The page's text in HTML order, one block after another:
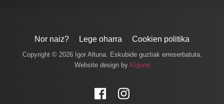
Nor naiz? Lege oharra Cookien politika
Copyright © 2026 Igor Altuna. Eskubide guztiak erreserbatuta.
Website design by Kigune
Facebook
Instagram